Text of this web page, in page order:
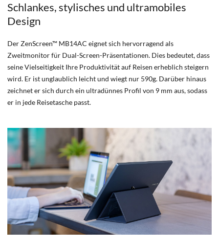
Schlankes, stylisches und ultramobiles
Design
Der ZenScreen™ MB14AC eignet sich hervorragend als
Zweitmonitor für Dual-Screen-Präsentationen. Dies bedeutet, dass
seine Vielseitigkeit Ihre Produktivität auf Reisen erheblich steigern
wird. Er ist unglaublich leicht und wiegt nur 590g. Darüber hinaus
zeichnet er sich durch ein ultradünnes Profil von 9 mm aus, sodass
er in jede Reisetasche passt.